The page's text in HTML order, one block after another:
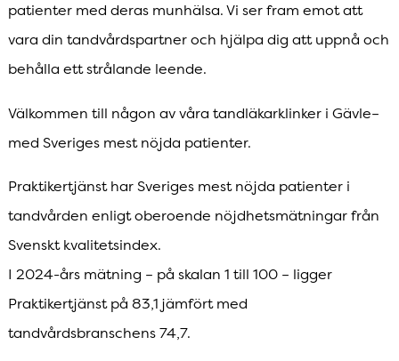
patienter med deras munhälsa. Vi ser fram emot att
vara din tandvårdspartner och hjälpa dig att uppnå och
behålla ett strålande leende.
Välkommen till någon av våra tandläkarklinker i Gävle–
med Sveriges mest nöjda patienter.
Praktikertjänst har Sveriges mest nöjda patienter i
tandvården enligt oberoende nöjdhetsmätningar från
Svenskt kvalitetsindex.
I 2024-års mätning – på skalan 1 till 100 – ligger
Praktikertjänst på 83,1 jämfört med
tandvårdsbranschens 74,7.